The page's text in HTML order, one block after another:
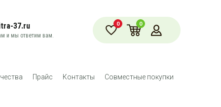
37.ru
и мы ответим вам.
0 0
Прайс Контакты Совместные покупки